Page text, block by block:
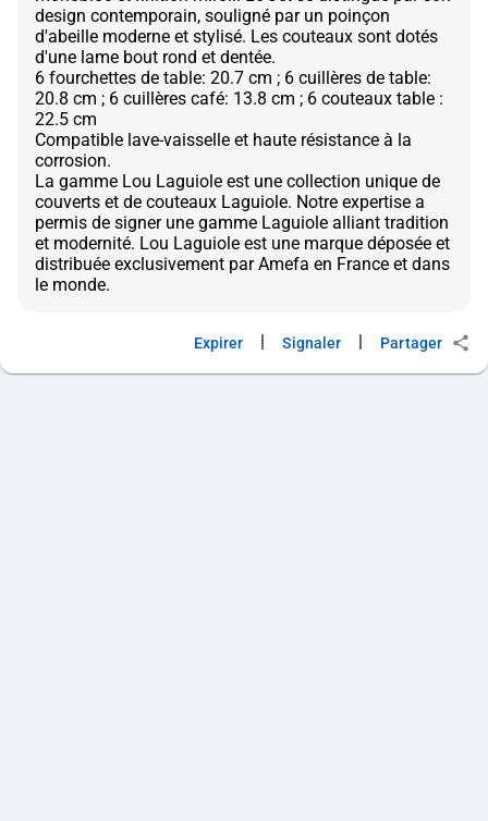
design contemporain, souligné par un poinçon
d'abeille moderne et stylisé. Les couteaux sont dotés
d'une lame bout rond et dentée.
6 fourchettes de table: 20.7 cm ; 6 cuillères de table:
20.8 cm ; 6 cuillères café: 13.8 cm ; 6 couteaux table :
22.5 cm
Compatible lave-vaisselle et haute résistance à la
corrosion.
La gamme Lou Laguiole est une collection unique de
couverts et de couteaux Laguiole. Notre expertise a
permis de signer une gamme Laguiole alliant tradition
et modernité. Lou Laguiole est une marque déposée et
distribuée exclusivement par Amefa en France et dans
Expirer | Signaler | Partager